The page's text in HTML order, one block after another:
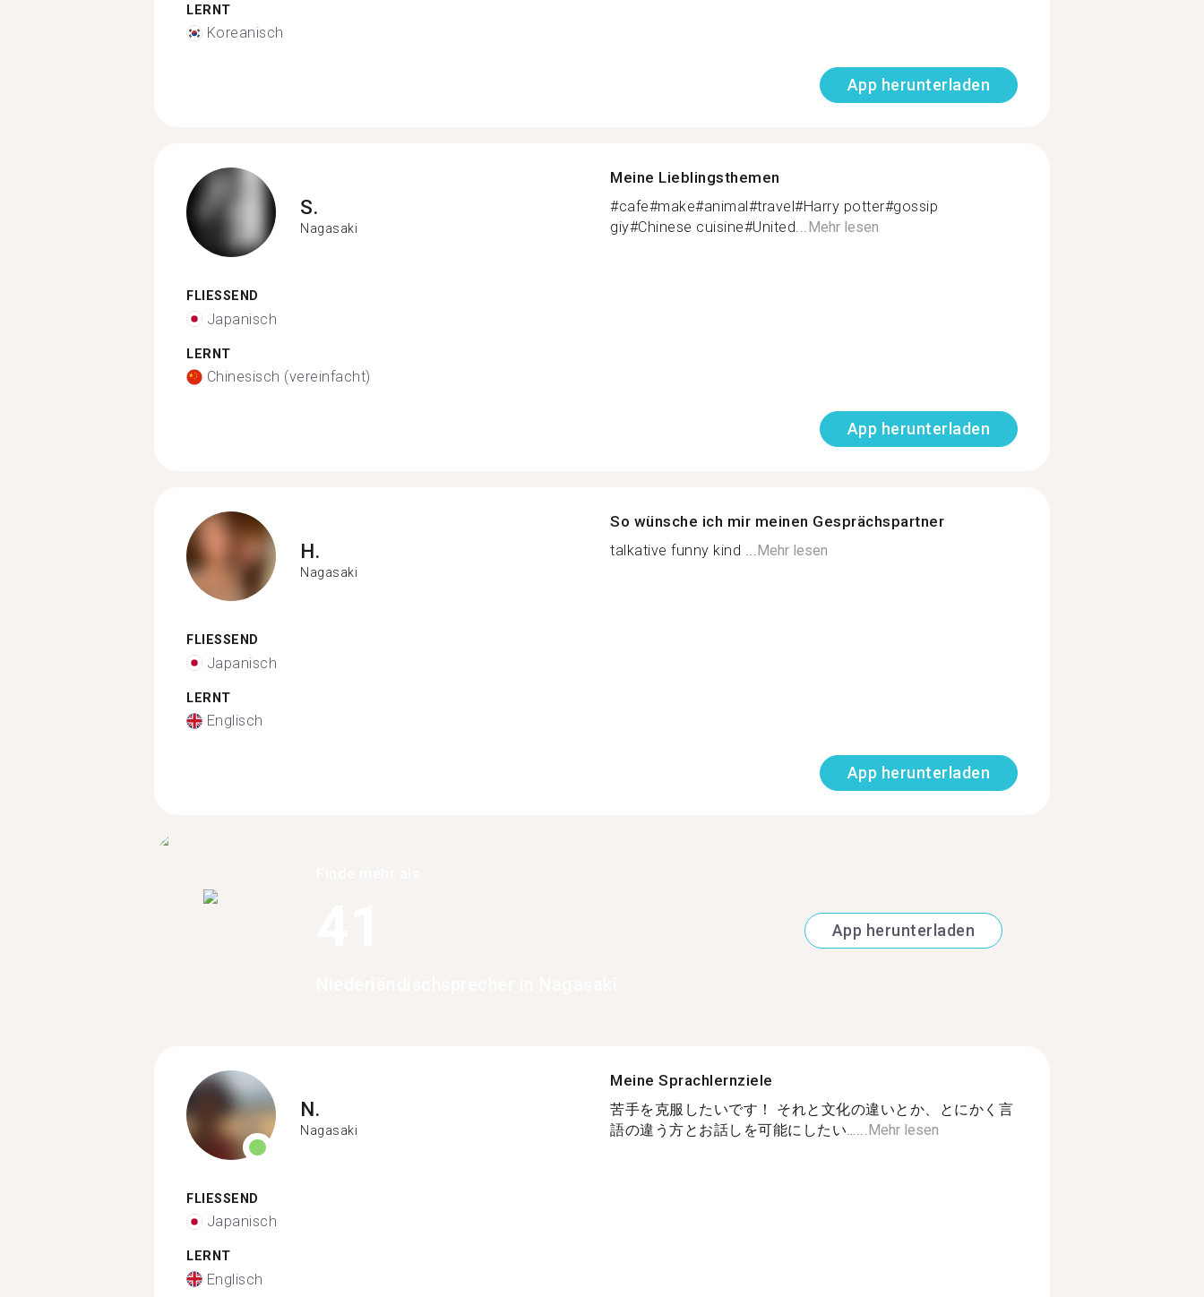
LERNT
Koreanisch
App herunterladen
S.
Nagasaki
FLIESSEND
Japanisch
LERNT
Chinesisch (vereinfacht)
Meine Lieblingsthemen
#cafe#make#animal#travel#Harry potter#gossip
giy#Chinese cuisine#United...Mehr lesen
App herunterladen
H.
Nagasaki
FLIESSEND
Japanisch
LERNT
Englisch
So wünsche ich mir meinen Gesprächspartner
talkative funny kind ...Mehr lesen
App herunterladen
App herunterladen
N.
Nagasaki
FLIESSEND
Japanisch
LERNT
Englisch
Meine Sprachlernziele
苦手を克服したいです！ それと文化の違いとか、とにかく言
語の違う方とお話しを可能にしたい…... Mehr lesen